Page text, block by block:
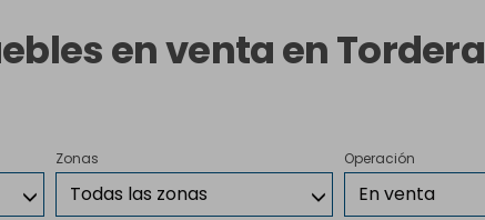
en venta en Tordera
Zonas
Todas las zonas
Operación
En venta